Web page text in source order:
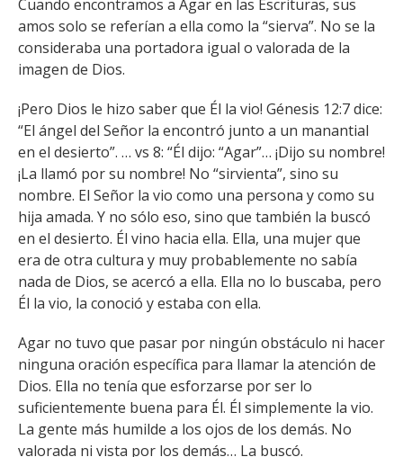
Cuando encontramos a Agar en las Escrituras, sus
amos solo se referían a ella como la “sierva”. No se la
consideraba una portadora igual o valorada de la
imagen de Dios.
¡Pero Dios le hizo saber que Él la vio! Génesis 12:7 dice:
“El ángel del Señor la encontró junto a un manantial
en el desierto”. … vs 8: “Él dijo: “Agar”… ¡Dijo su nombre!
¡La llamó por su nombre! No “sirvienta”, sino su
nombre. El Señor la vio como una persona y como su
hija amada. Y no sólo eso, sino que también la buscó
en el desierto. Él vino hacia ella. Ella, una mujer que
era de otra cultura y muy probablemente no sabía
nada de Dios, se acercó a ella. Ella no lo buscaba, pero
Él la vio, la conoció y estaba con ella.
Agar no tuvo que pasar por ningún obstáculo ni hacer
ninguna oración específica para llamar la atención de
Dios. Ella no tenía que esforzarse por ser lo
suficientemente buena para Él. Él simplemente la vio.
La gente más humilde a los ojos de los demás. No
valorada ni vista por los demás… La buscó.